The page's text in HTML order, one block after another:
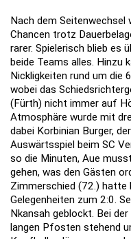
Nach dem Seitenwechsel
Chancen trotz
rarer. Spielerisch blieb es
beide Teams alles. Hinzu
Nickligkeiten rund um die
wobei das
(Fürth) nicht immer auf
Atmosphäre wurde mit
dabei Korbinian Burger,
Auswärtsspiel beim SC
so die Minuten, Aue
gehen, was den Gästen
Zimmerschied (72.) hatte
Gelegenheiten zum 2:0.
Nkansah geblockt. Bei
langen Pfosten stehend